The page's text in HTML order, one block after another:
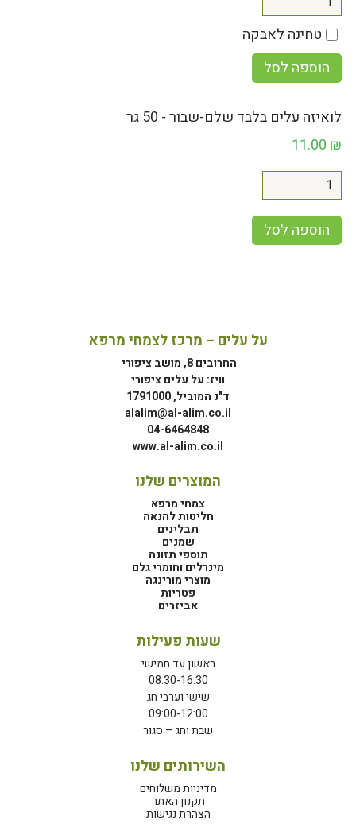
טחינה לאבקה
הוספה לסל
לואיזה עלים בלבד שלם-שבור - 50 גר
11.00 ₪
הוספה לסל
על עלים – מרכז לצמחי מרפא
החרובים 8, מושב ציפורי
וויז: על עלים ציפורי
ד"נ המוביל, 1791000
alalim@al-alim.co.il
04-6464848
www.al-alim.co.il
המוצרים שלנו
צמחי מרפא
חליטות להנאה
תבלינים
שמנים
תוספי תזונה
מינרלים וחומרי גלם
מוצרי מורינגה
פטריות
אביזרים
שעות פעילות
ראשון עד חמישי
08:30-16:30
שישי וערבי חג
09:00-12:00
שבת וחג – סגור
השירותים שלנו
מדיניות משלוחים
תקנון האתר
הצהרת נגישות